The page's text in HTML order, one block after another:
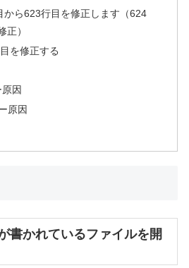
から623行目を修正します（624
正）
を修正する
因
原因
かれているファイルを開